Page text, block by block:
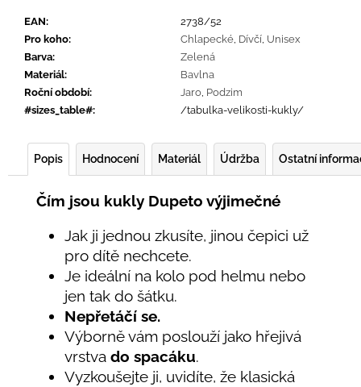
EAN:
2738/52
Pro koho: Chlapecké Dívčí Unisex
Barva:
Zelená
Materiál:
Bavlna
Roční období: Jaro Podzim
#sizes_table#: /tabulka-velikosti-kukly/
Popis Hodnocení Ostatní
Materiál Údržba
Čím jsou kukly Dupeto výjimečné
Jak ji jednou zkusíte, jinou čepici už
pro dítě nechcete.
Je ideální na kolo pod helmu nebo
jen tak do šátku.
Nepřetáčí se.
Výborně vám poslouží jako hřejivá
vrstva do spacáku.
Vyzkoušejte ji, uvidíte, že klasická